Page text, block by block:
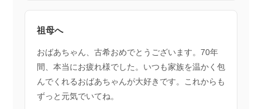
祖母へ
おばあちゃん、古希おめでとうございます。70年
間、本当にお疲れ様でした。いつも家族を温かく包
んでくれるおばあちゃんが大好きです。これからも
ずっと元気でいてね。